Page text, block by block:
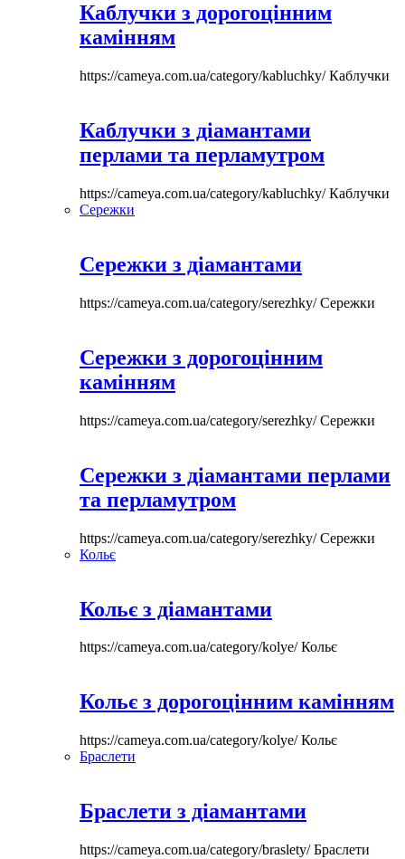
Каблучки з дорогоцінним
камінням
https://cameya.com.ua/category/kabluchky/Каблучки
Каблучки з діамантами
перлами та перламутром
https://cameya.com.ua/category/kabluchky/Каблучки
Сережки
Сережки з діамантами
https://cameya.com.ua/category/serezhky/Сережки
Сережки з дорогоцінним
камінням
https://cameya.com.ua/category/serezhky/Сережки
Сережки з діамантами перлами
та перламутром
https://cameya.com.ua/category/serezhky/Сережки
Кольє
Кольє з діамантами
https://cameya.com.ua/category/kolye/Кольє
Кольє з дорогоцінним камінням
https://cameya.com.ua/category/kolye/Кольє
Браслети
Браслети з діамантами
https://cameya.com.ua/category/braslety/Браслети